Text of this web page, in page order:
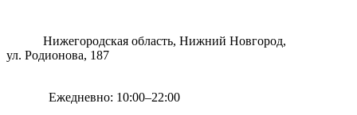
Нижегородская область, Нижний Новгород,
ул. Родионова, 187
Ежедневно: 10:00–22:00